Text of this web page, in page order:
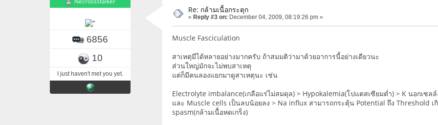
6856
10
I just haven't met you yet.
Re: กล้ามเนื้อกระตุก
« Reply #3 on: December 04, 2009, 08:19:26 pm »
Muscle Fasciculation
สาเหตุมีได้หลายอย่างมากครับ ถ้าสมมติว่ามาด้วยอาการนี้อย่างเดียวนะ
ส่วนใหญ่มักจะไม่พบสาเหตุ
แต่ก็มีคนลองแยกมาดูสาเหตุนะ เช่น
Electrolyte imbalance(เกลือแร่ไม่สมดุล) > Hypokalemia(โปแตสเซียมต่ำ) > K นอกเซ
และ Muscle cells เป็นลบน้อยลง > Na influx สามารถกระตุ้น Potential ถึง Threshold
spasm(กล้ามเนื้อหดเกร็ง)